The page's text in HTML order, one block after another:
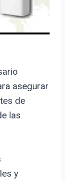
asegurar
de
las
y